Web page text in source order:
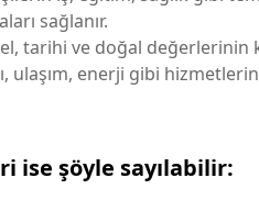
sağlanır.
tarihi ve doğal değerlerinin
ulaşım, enerji gibi
ise şöyle sayılabilir: